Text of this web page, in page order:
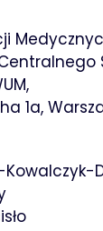
1a,